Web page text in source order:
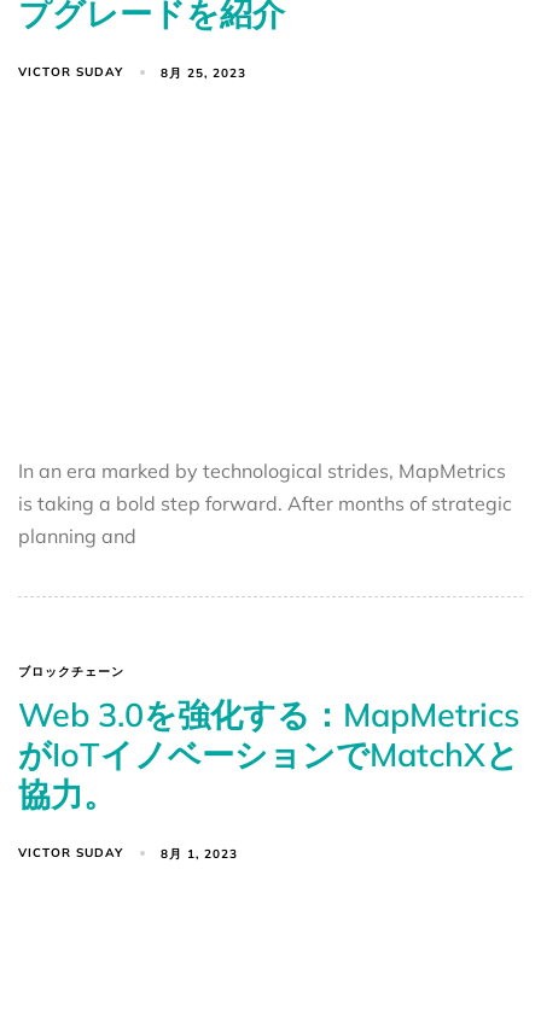
プグレードを紹介
VICTOR SUDAY 8月 25, 2023
In an era marked by technological strides, MapMetrics
is taking a bold step forward. After months of strategic
planning and
ブロックチェーン
Web 3.0を強化する：MapMetrics
がIoTイノベーションでMatchXと
協力。
VICTOR SUDAY 8月 1, 2023